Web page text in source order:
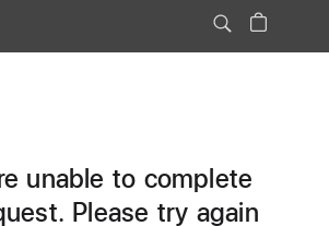
unable to complete
Please try again